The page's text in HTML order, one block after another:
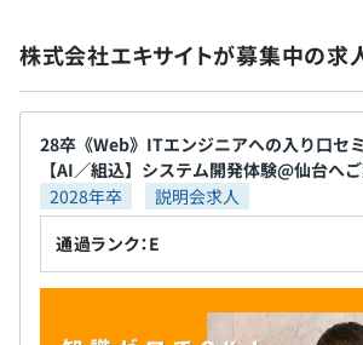
平均3名～5名で開発をおこなっており
プロジェクトの単位期間は業務により
女性0人/0人
役員0.0%
管理職0.0%
株式会社エキサイトが募集中の求
28卒《Web》ITエンジニアへの入り口セ
【AI／組込】システム開発体験@仙台へ
2028年卒
説明会求人
通過ランク：E